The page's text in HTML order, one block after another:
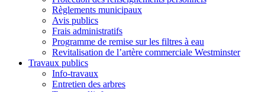
Règlements municipaux
Avis publics
Frais administratifs
Programme de remise sur les filtres à eau
Revitalisation de l’artère commerciale Westminster
Travaux publics
Info-travaux
Entretien des arbres